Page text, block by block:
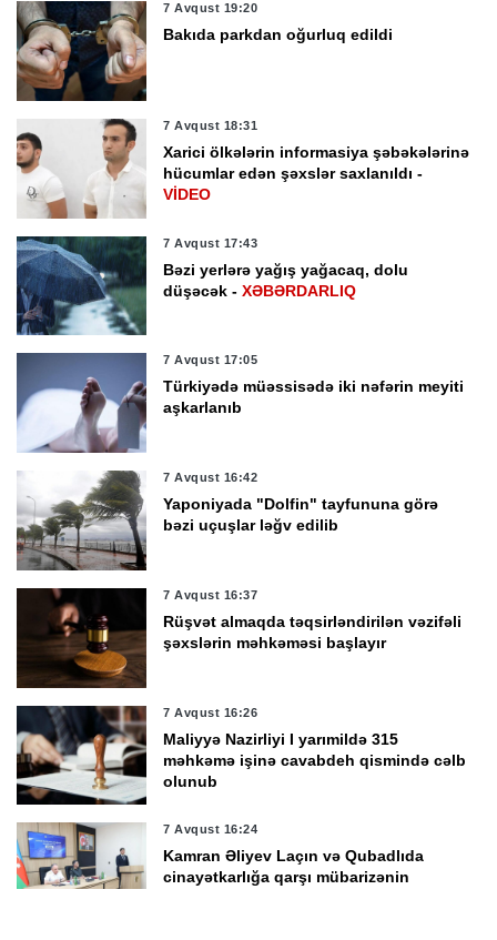
7 Avqust 19:20
Bakıda parkdan oğurluq edildi
7 Avqust 18:31
Xarici ölkələrin informasiya şəbəkələrinə
hücumlar edən şəxslər saxlanıldı -
VİDEO
7 Avqust 17:43
Bəzi yerlərə yağış yağacaq, dolu
düşəcək -XƏBƏRDARLIQ
7 Avqust 17:05
Türkiyədə müəssisədə iki nəfərin meyiti
aşkarlanıb
7 Avqust 16:42
Yaponiyada "Dolfin" tayfununa görə
bəzi uçuşlar ləğv edilib
7 Avqust 16:37
Rüşvət almaqda təqsirləndirilən vəzifəli
şəxslərin məhkəməsi başlayır
7 Avqust 16:26
Maliyyə Nazirliyi I yarımildə 315
məhkəmə işinə cavabdeh qismində cəlb
olunub
7 Avqust 16:24
Kamran Əliyev Laçın və Qubadlıda
cinayətkarlığa qarşı mübarizənin